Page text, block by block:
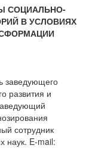
СОЦИАЛЬНО-
В УСЛОВИЯХ
заведующего
развития и
сотрудник
наук. E-mail: